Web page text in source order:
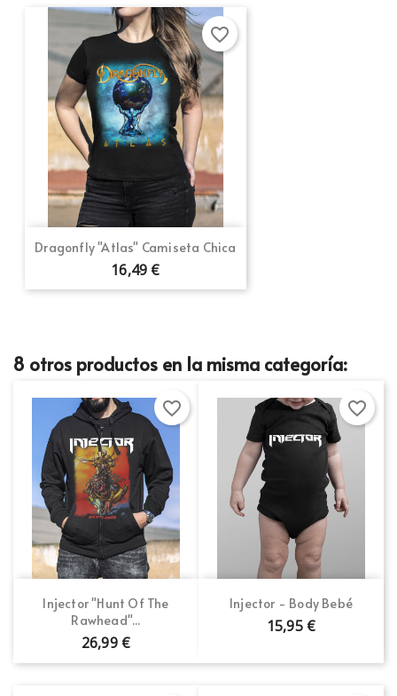
Dragonfly "Atlas" Camiseta Chica
16,49 €
favorite_border
8 otros productos en la misma categoría:
Injector "Hunt Of The
Rawhead"...
26,99 €
favorite_border
Injector - Body Bebé
15,95 €
favorite_border